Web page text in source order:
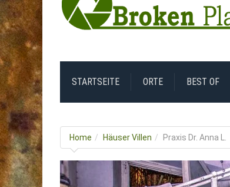
Salle des Compresseurs
STARTSEITE ORTE BEST OF
Home Häuser Villen Praxis Dr. Anna L.